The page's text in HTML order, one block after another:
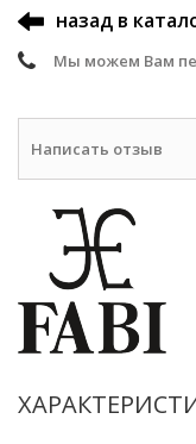
назад в
Мы можем Вам
Написать отзыв